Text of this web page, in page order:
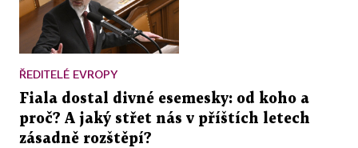
ŘEDITELÉ EVROPY
Fiala dostal divné esemesky: od koho a
proč? A jaký střet nás v příštích letech
zásadně rozštěpí?